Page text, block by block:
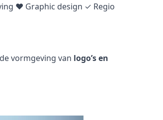
♥ Graphic design ✓ Regio
vormgeving van logo’s en